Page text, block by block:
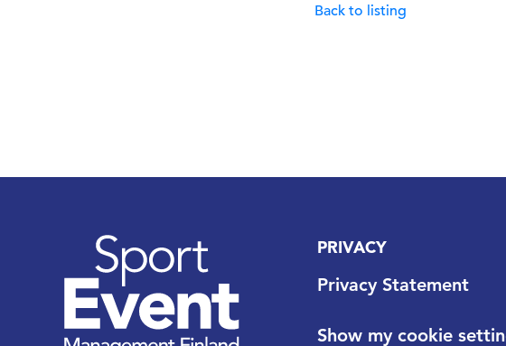
Back to listing
PRIVACY
Privacy Statement
Show my cookie